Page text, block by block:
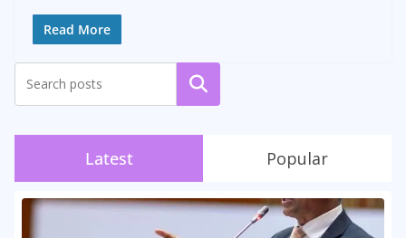
Read More
Pesquisar
Latest Popular